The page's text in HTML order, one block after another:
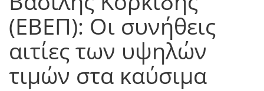
(ΕΒΕΠ): Οι συνήθεις
αιτίες των υψηλών
τιμών στα καύσιμα